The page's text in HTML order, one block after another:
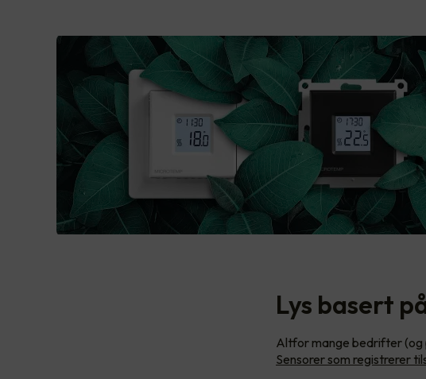
Lys basert
Altfor mange bedrifter (og
Sensorer som registrerer